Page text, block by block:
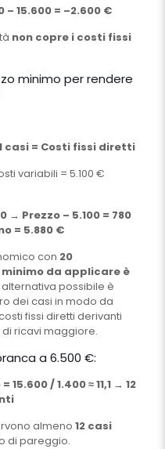
– 15.600 = –2.600 €
non copre i costi fissi
minimo per rendere
casi = Costi fissi diretti
variabili = 5.100 €
→ Prezzo – 5.100 = 780
= 5.880 €
con 20
minimo da applicare è
alternativa possibile è
dei casi in modo da
fissi diretti derivanti
di ricavi maggiore.
a 6.500 €:
15.600 / 1.400 ≈ 11,1 → 12
almeno 12 casi
di pareggio.